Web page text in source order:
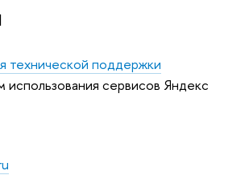
технической поддержки
использования сервисов Яндекс